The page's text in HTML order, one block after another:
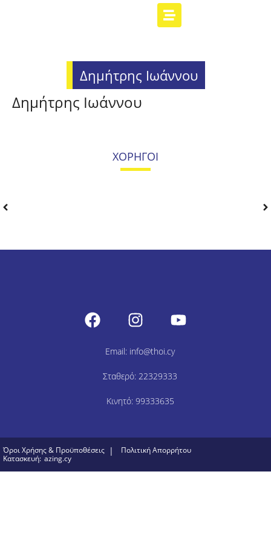
Δημήτρης Ιωάννου
Δημήτρης Ιωάννου
ΧΟΡΗΓΟΙ
Email: info@thoi.cy
Σταθερό: 22329333
Κινητό: 99333635
Όροι Χρήσης & Προϋποθέσεις |
Πολιτική Απορρήτου
Κατασκευή: azing.cy